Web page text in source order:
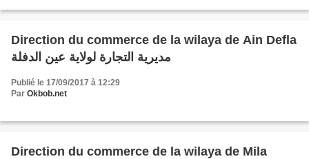
Direction du commerce de la wilaya de Ain Defla
مديرية التجارة لولاية عين الدفلة
Publié le 17/09/2017 à 12:29
Par Okbob.net
Direction du commerce de la wilaya de Mila